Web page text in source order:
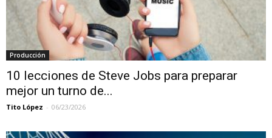
Producción
10 lecciones de Steve Jobs para preparar
mejor un turno de...
Tito López - 06/23/2026